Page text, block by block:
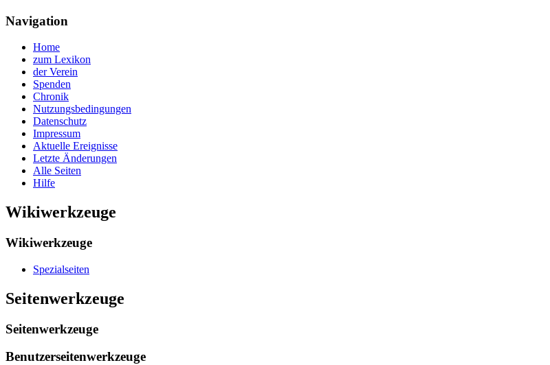
Navigation
Home
zum Lexikon
der Verein
Spenden
Chronik
Nutzungsbedingungen
Datenschutz
Impressum
Aktuelle Ereignisse
Letzte Änderungen
Alle Seiten
Hilfe
Wikiwerkzeuge
Wikiwerkzeuge
Spezialseiten
Seitenwerkzeuge
Seitenwerkzeuge
Benutzerseitenwerkzeuge